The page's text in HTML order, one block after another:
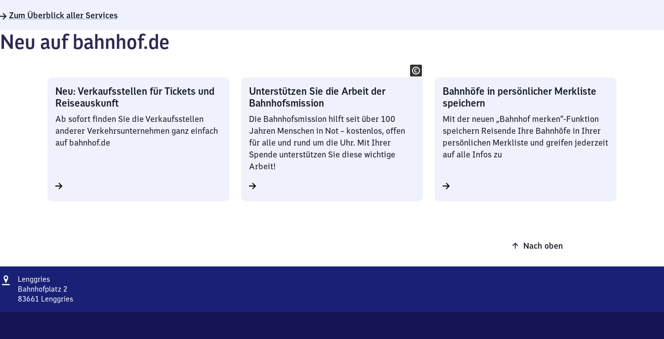
22
Zum Überblick aller Services
Neu auf bahnhof.de
Neu: Verkaufsstellen für Tickets und
Reiseauskunft
Ab sofort finden Sie die Verkaufsstellen
anderer Verkehrsunternehmen ganz einfach
auf bahnhof.de
Unterstützen Sie die Arbeit der
Bahnhofsmission
Die Bahnhofsmission hilft seit über 100
Jahren Menschen in Not – kostenlos, offen
für alle und rund um die Uhr. Mit Ihrer
Spende unterstützen Sie diese wichtige
Arbeit!
Bahnhöfe in persönlicher Merkliste
speichern
Mit der neuen „Bahnhof merken“-Funktion
speichern Reisende Ihre Bahnhöfe in Ihrer
persönlichen Merkliste und greifen jederzeit
auf alle Infos zu
Nach oben
Adresse
LenggriesLenggries
Bahnhofplatz 2
83661 Lenggries